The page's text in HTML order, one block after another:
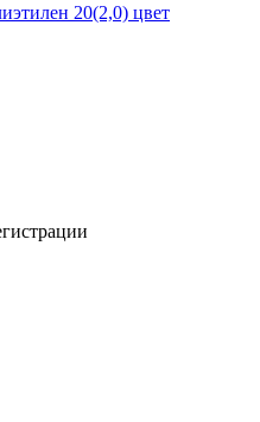
20(2,0) цвет